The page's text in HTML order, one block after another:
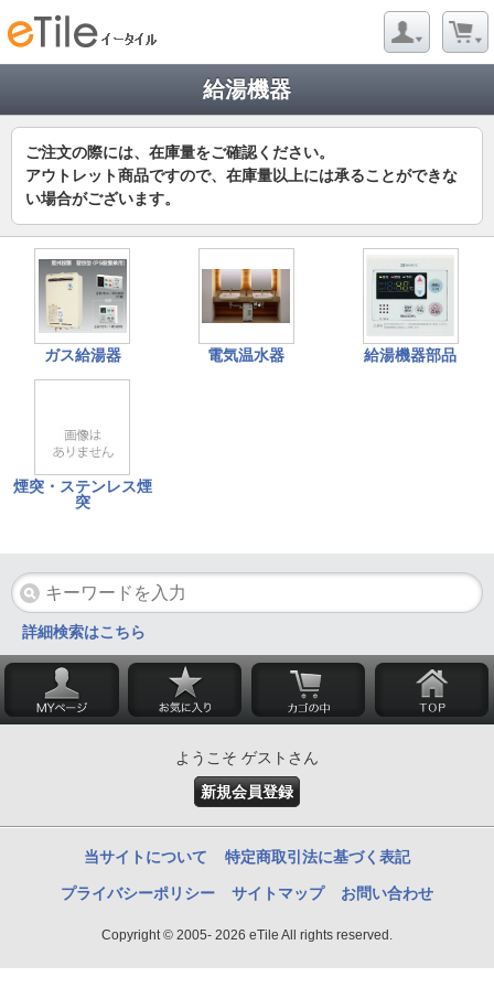
給湯機器
ご注文の際には、在庫量をご確認ください。
アウトレット商品ですので、在庫量以上には承ることができな
い場合がございます。
ガス給湯器 電気温水器 給湯機器部品
煙突・ステンレス煙
突
詳細検索はこちら
ようこそ ゲストさん
新規会員登録
当サイトについて 特定商取引法に基づく表記
プライバシーポリシー サイトマップ お問い合わせ
Copyright © 2005- 2026 eTile All rights reserved.